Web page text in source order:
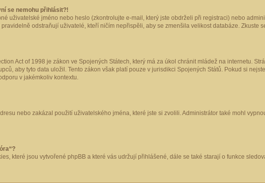
se nemohu přihlásit?!
uživatelské jméno nebo heslo (zkontrolujte e-mail, který jste obdrželi při registraci) nebo
odstraňují uživatelé, kteří ničím nepřispěli, aby se zmenšila velikost databáze. Zkuste
Act of 1998 je zákon ve Spojených Státech, který má za úkol chránit mládež na internetu.
aby tyto data uložil. Tento zákon však platí pouze v jurisdikci Spojených Států. Pokud si
v jakémkoliv kontextu.
nebo zakázal použití uživatelského jména, které jste si zvolili. Administrátor také mohl
které jsou vytvořené phpBB a které vás udržují přihlášené, dále se také starají o funkce